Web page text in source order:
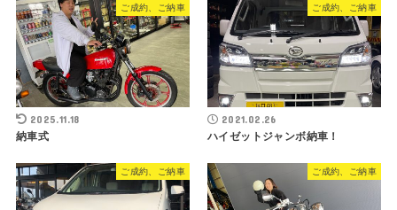
ご成約、ご納車
2025.11.18
納車式
ご成約、ご納車
2021.02.26
ハイゼットジャンボ納車！
ご成約、ご納車 ご成約、ご納車